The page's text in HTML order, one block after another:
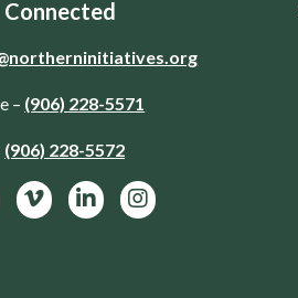
Connected
– (906) 228-5571
(906) 228-5572